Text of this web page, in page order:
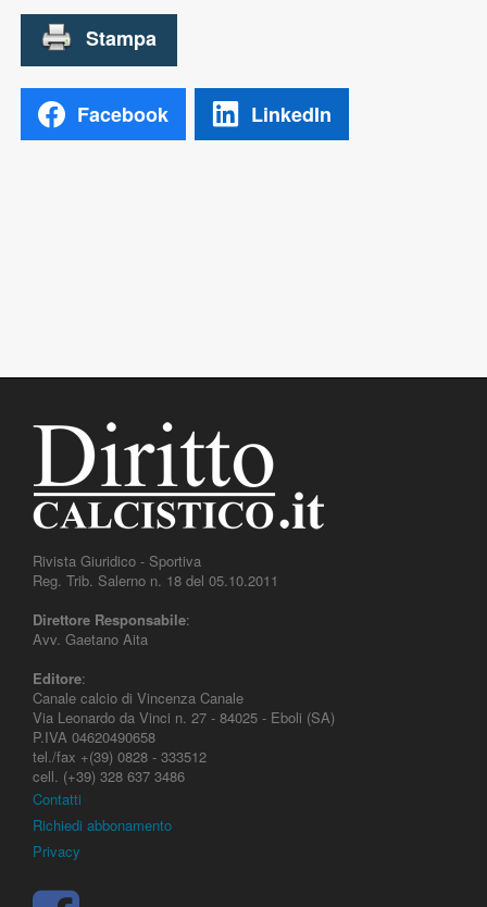
Facebook LinkedIn
Rivista Giuridico - Sportiva
Reg. Trib. Salerno n. 18 del 05.10.2011
Direttore Responsabile:
Avv. Gaetano Aita
Editore:
Canale calcio di Vincenza Canale
Via Leonardo da Vinci n. 27 - 84025 - Eboli (SA)
P.IVA 04620490658
tel./fax +(39) 0828 - 333512
cell. (+39) 328 637 3486
Contatti
Richiedi abbonamento
Privacy